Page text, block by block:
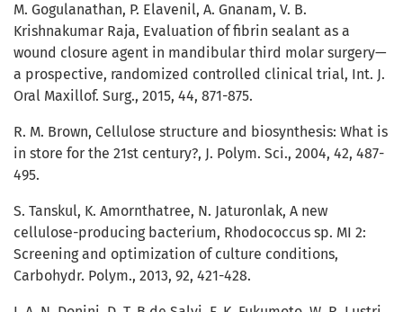
M. Gogulanathan, P. Elavenil, A. Gnanam, V. B.
Krishnakumar Raja, Evaluation of fibrin sealant as a
wound closure agent in mandibular third molar surgery—
a prospective, randomized controlled clinical trial, Int. J.
Oral Maxillof. Surg., 2015, 44, 871-875.
R. M. Brown, Cellulose structure and biosynthesis: What is
in store for the 21st century?, J. Polym. Sci., 2004, 42, 487-
495.
S. Tanskul, K. Amornthatree, N. Jaturonlak, A new
cellulose-producing bacterium, Rhodococcus sp. MI 2:
Screening and optimization of culture conditions,
Carbohydr. Polym., 2013, 92, 421-428.